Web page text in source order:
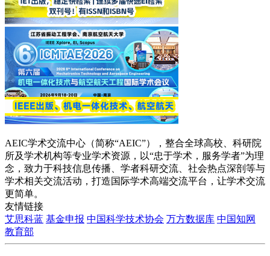
AEIC学术交流中心（简称“AEIC”），整合全球高校、科研院
所及学术机构等专业学术资源，以“忠于学术，服务学者”为理
念，致力于科技信息传播、学者科研交流、社会热点深剖等与
学术相关交流活动，打造国际学术高端交流平台，让学术交流
更简单。
友情链接
艾思科蓝 基金申报 中国科学技术协会 万方数据库 中国知网
教育部